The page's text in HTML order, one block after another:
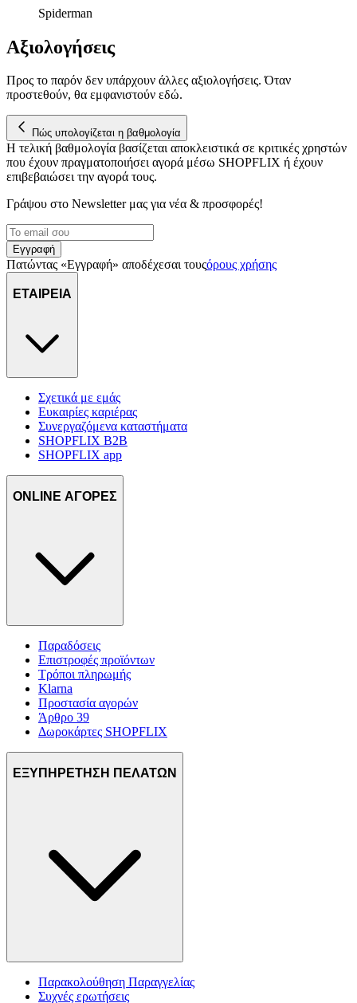
μας επεξεργαζόμαστε προσωπικά σας δεδομένα, π.χ. τη
για να αποθηκεύουμε και να έχουμε πρόσβαση σε πληροφορίες
διαφημίσεων και περιεχομένου, τις μετρήσεις σχετικά με
διαφημίσεις και περιεχόμενο, την καλύτερη εικόνα του κοινού
μας και την ανάπτυξη προϊόντων. Επίσης, κοινοποιούμε
πληροφορίες σχετικά με την από μέρους σας χρήση της
τοποθεσίας μας στους συνεργάτες μέσων κοινωνικής
δικτύωσης, διαφημίσεων και ανάλυσης.
Spiderman
Αξιολογήσεις
Προς το παρόν δεν υπάρχουν άλλες αξιολογήσεις. Όταν
προστεθούν, θα εμφανιστούν εδώ.
Πώς υπολογίζεται η βαθμολογία
Η τελική βαθμολογία βασίζεται αποκλειστικά σε κριτικές χρηστών
που έχουν πραγματοποιήσει αγορά μέσω SHOPFLIX ή έχουν
επιβεβαιώσει την αγορά τους.
Γράψου στο Νewsletter μας για νέα & προσφορές!
Εγγραφή
Πατώντας «Εγγραφή» αποδέχεσαι τουςόρους χρήσης
ΕΤΑΙΡΕΙΑ
Σχετικά με εμάς
Ευκαιρίες καριέρας
Συνεργαζόμενα καταστήματα
SHOPFLIX B2B
SHOPFLIX app
ONLINE ΑΓΟΡΕΣ
Παραδόσεις
Επιστροφές προϊόντων
Τρόποι πληρωμής
Klarna
Προστασία αγορών
Άρθρο 39
Δωροκάρτες SHOPFLIX
ΕΞΥΠΗΡΕΤΗΣΗ ΠΕΛΑΤΩΝ
Παρακολούθηση Παραγγελίας
Συχνές ερωτήσεις